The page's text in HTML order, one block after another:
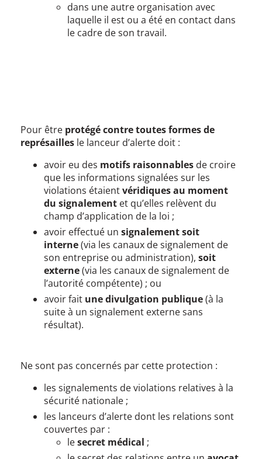
dans une autre organisation avec
laquelle il est ou a été en contact dans
le cadre de son travail.
Pour être protégé contre toutes formes de
représailles le lanceur d’alerte doit :
avoir eu des motifs raisonnables de croire
que les informations signalées sur les
violations étaientvéridiques au moment
du signalement et qu’elles relèvent du
champ d’application de la loi ;
avoir effectué un signalement soit
interne(via les canaux de signalement de
son entreprise ou administration), soit
externe(via les canaux de signalement de
l’autorité compétente) ; ou
avoir fait une divulgation publique(à la
suite à un signalement externe sans
résultat).
Ne sont pas concernés par cette protection :
les signalements de violations relatives à la
sécurité nationale ;
les lanceurs d’alerte dont les relations sont
couvertes par :
lesecret médical ;